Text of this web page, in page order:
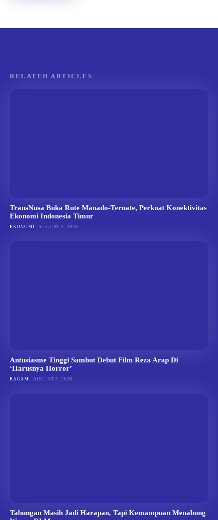
RELATED ARTICLES
TransNusa Buka Rute Manado-Ternate, Perkuat Konektivitas
Ekonomi Indonesia Timur
EKONOMI AUGUST 5, 2026
Antusiasme Tinggi Sambut Debut Film Reza Arap Di
‘Harusnya Horror’
RAGAM AUGUST 5, 2026
Tabungan Masih Jadi Harapan, Tapi Kemampuan Menabung